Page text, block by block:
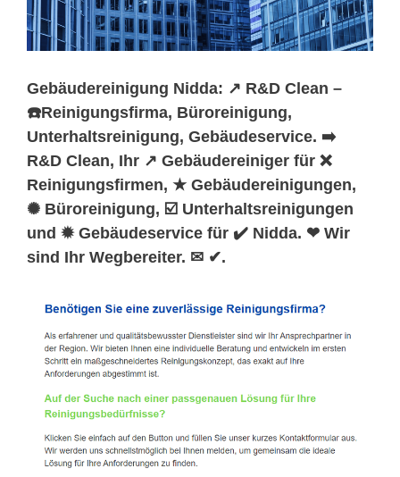
Gebäudereinigung Nidda: ↗️ R&D Clean –
☎️Reinigungsfirma, Büroreinigung,
Unterhaltsreinigung, Gebäudeservice. ➡️
R&D Clean, Ihr ↗️ Gebäudereiniger für ❌
Reinigungsfirmen, ★ Gebäudereinigungen,
✺ Büroreinigung, ☑️ Unterhaltsreinigungen
und ✹ Gebäudeservice für ✔️ Nidda. ❤ Wir
sind Ihr Wegbereiter. ✉ ✔.